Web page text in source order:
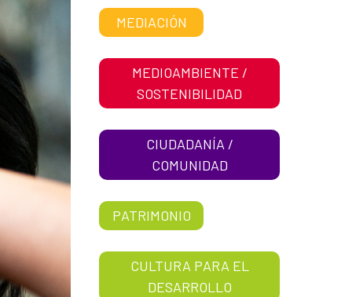
MEDIACIÓN
MEDIOAMBIENTE /
SOSTENIBILIDAD
CIUDADANÍA /
COMUNIDAD
PATRIMONIO
CULTURA PARA EL
DESARROLLO